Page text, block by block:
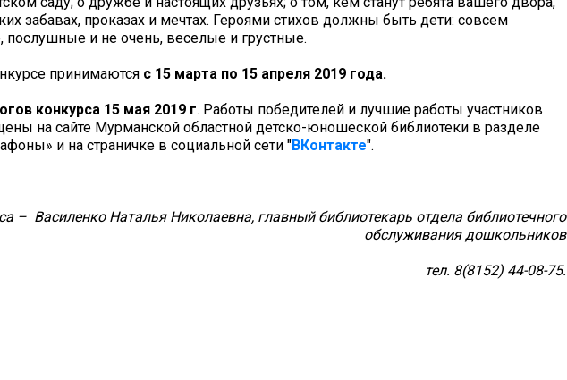
забавах, проказах и мечтах. Героями стихов должны быть дети: совсем
послушные и не очень, веселые и грустные.
принимаются с 15 марта по 15 апреля 2019 года.
конкурса 15 мая 2019 г. Работы победителей и лучшие работы участников
на сайте Мурманской областной детско-юношеской библиотеки в разделе
и на страничке в социальной сети "ВКонтакте".
– Василенко Наталья Николаевна, главный библиотекарь отдела библиотечного
обслуживания дошкольников
тел. 8(8152) 44-08-75.